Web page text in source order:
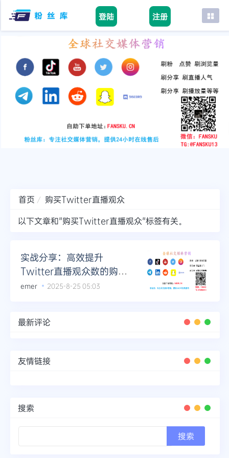
登陆 注册
首页
tiktok
youtube
instagram
首页
购买Twitter直播观众
以下文章和"购买Twitter直播观众"标签有关。
实战分享：高效提升
Twitter直播观众数的购买
技巧
emer 2025-8-25 05:03
最新评论
友情链接
搜索